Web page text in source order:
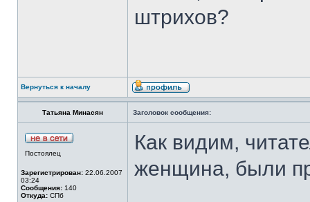
штрихов?
Вернуться к началу
Татьяна Минасян Заголовок сообщения:
Постоялец
Зарегистрирован: 22.06.2007
03:24
Сообщения: 140
Откуда: СПб
Как видим,
женщина, были